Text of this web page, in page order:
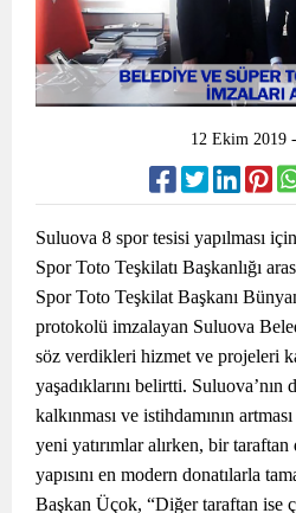
12 Ekim 2019
Suluova 8 spor tesisi yapılması
Spor Toto Teşkilatı Başkanlığı
Spor Toto Teşkilat Başkanı
protokolü imzalayan Suluova
söz verdikleri hizmet ve projeleri
yaşadıklarını belirtti. Suluova’nın
kalkınması ve istihdamının
yeni yatırımlar alırken, bir
yapısını en modern donatılarla
Başkan Üçok, “Diğer taraftan ise